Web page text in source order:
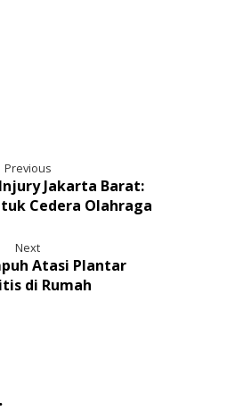
Previous
Jakarta Barat:
Cedera Olahraga
Next
Atasi Plantar
di Rumah